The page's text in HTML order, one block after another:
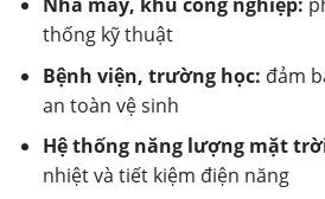
thống kỹ thuật
Bệnh viện, trường học: đảm
an toàn vệ sinh
Hệ thống năng lượng mặt
nhiệt và tiết kiệm điện năng